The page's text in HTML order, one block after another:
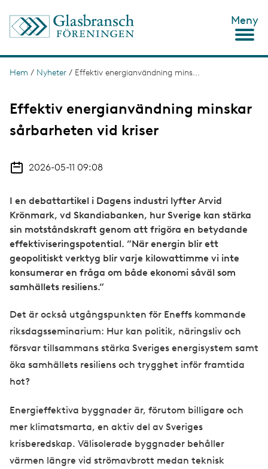
Meny
L
n
k
t
g
Hem / Nyheter / Effektiv energianvändning mins...
Effektiv energianvändning minskar
sårbarheten vid kriser
2026-05-11 09:08
I en debattartikel i Dagens industri lyfter Arvid
Krönmark, vd Skandiabanken, hur Sverige kan stärka
sin motståndskraft genom att frigöra en betydande
effektiviseringspotential. ”När energin blir ett
geopolitiskt verktyg blir varje kilowattimme vi inte
konsumerar en fråga om både ekonomi såväl som
samhällets resiliens.”
Det är också utgångspunkten för Eneffs kommande
riksdagsseminarium: Hur kan politik, näringsliv och
försvar tillsammans stärka Sveriges energisystem samt
öka samhällets resiliens och trygghet inför framtida
hot?
Energieffektiva byggnader är, förutom billigare och
mer klimatsmarta, en aktiv del av Sveriges
krisberedskap. Välisolerade byggnader behåller
värmen längre vid strömavbrott medan teknisk